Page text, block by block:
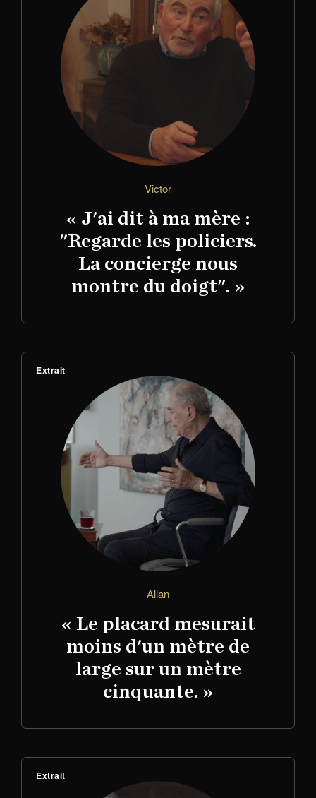
Victor
« J'ai dit à ma mère :
"Regarde les policiers.
La concierge nous
montre du doigt". »
Extrait
Allan
« Le placard mesurait
moins d'un mètre de
large sur un mètre
cinquante. »
Extrait